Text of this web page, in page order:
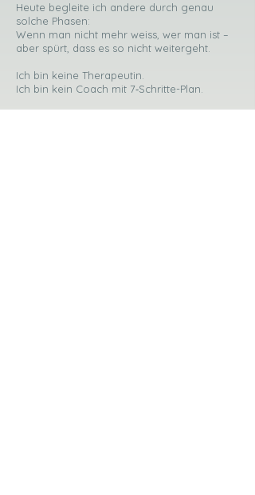
Heute begleite ich andere durch genau
solche Phasen:
Wenn man nicht mehr weiss, wer man ist –
aber spürt, dass es so nicht weitergeht.
Ich bin keine Therapeutin.
Ich bin kein Coach mit 7‑Schritte-Plan.